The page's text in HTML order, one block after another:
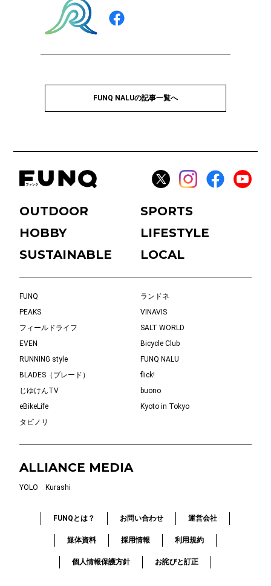
FUNQ NALUの記事一覧へ
OUTDOOR
SPORTS
HOBBY
LIFESTYLE
SUSTAINABLE
LOCAL
FUNQ
ランドネ
PEAKS
VINAVIS
フィールドライフ
SALT WORLD
EVEN
Bicycle Club
RUNNING style
FUNQ NALU
BLADES（ブレード）
flick!
じゆけんTV
buono
eBikeLife
Kyoto in Tokyo
タビノリ
ALLIANCE MEDIA
YOLO Kurashi
FUNQとは？ お問い合わせ 運営会社
媒体資料 採用情報 利用規約
個人情報保護方針 お詫びと訂正